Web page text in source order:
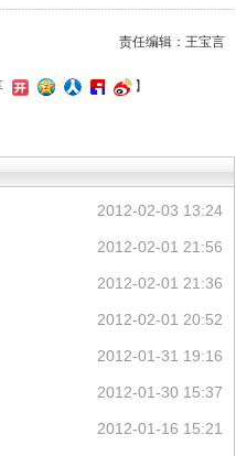
责任编辑：王宝言
】
2012-02-03 13:24
2012-02-01 21:56
2012-02-01 21:36
2012-02-01 20:52
2012-01-31 19:16
2012-01-30 15:37
2012-01-16 15:21